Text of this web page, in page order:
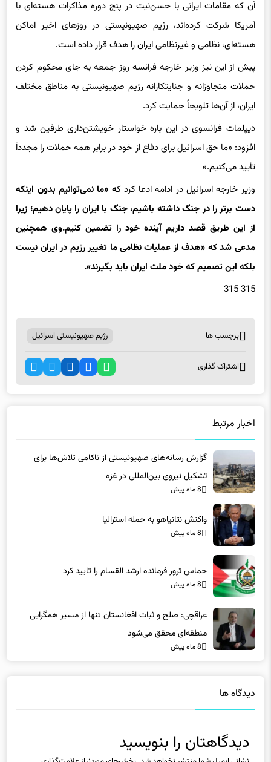
آن که مقامات ایرانی با حسن‌نیت در پنج دوره مذاکرات هسته‌ای با
آمریکا شرکت کرده‌اند، رژیم صهیونیستی در روزهای اخیر اماکن
هسته‌ای، نظامی و غیرنظامی ایران را هدف قرار داده است.
پیش از این نیز وزیر خارجه فرانسه روز جمعه به‌ جای محکوم کردن
حملات متجاوزانه و جنایتکارانه رژیم صهیونیستی به مناطق مختلف
ایران، از آن‌ها تلویحاً حمایت کرد.
دیپلمات فرانسوی در این باره خواستار خویشتن‌داری طرفین شد و
افزود: «ما حق اسرائیل برای دفاع از خود در برابر همه حملات را مجدداً
تأیید می‌کنیم.»
وزیر خارجه اسرائیل در ادامه ادعا کرد که «ما نمی‌توانیم بدون اینکه
دست برتر را در جنگ داشته باشیم، جنگ با ایران را پایان دهیم؛ زیرا
از این طریق قصد داریم آینده خود را تضمین کنیم.وی همچنین
مدعی شد که «هدف از عملیات نظامی ما تغییر رژیم در ایران نیست
بلکه این تصمیم که خود ملت ایران باید بگیرند».
315 315
برچسب ها رژیم صهیونیستی اسرائیل
اشتراک گذاری
اخبار مرتبط
گزارش رسانه‌های صهیونیستی از ناکامی تلاش‌ها برای
تشکیل نیروی بین‌المللی در غزه
8 ماه پیش
واکنش نتانیاهو به حمله استرالیا
8 ماه پیش
حماس ترور فرمانده ارشد القسام را تایید کرد
8 ماه پیش
عراقچی: صلح و ثبات افغانستان تنها از مسیر همگرایی
منطقه‌ای محقق می‌شود
8 ماه پیش
دیدگاه ها
دیدگاهتان را بنویسید